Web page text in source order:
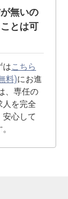
無いの
とは可
はこちら
料)にお進
、専任の
人を完全
安心して